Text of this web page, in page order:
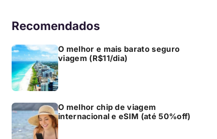
Recomendados
O melhor e mais barato seguro
viagem (R$11/dia)
O melhor chip de viagem
internacional e eSIM (até 50%off)